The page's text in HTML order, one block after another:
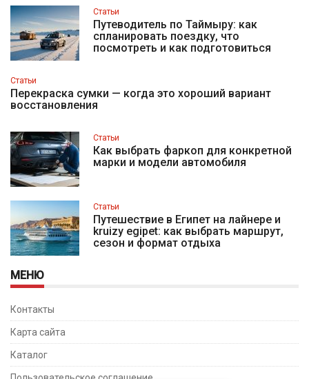
Статьи
Путеводитель по Таймыру: как
спланировать поездку, что
посмотреть и как подготовиться
Статьи
Перекраска сумки — когда это хороший вариант
восстановления
Статьи
Как выбрать фаркоп для конкретной
марки и модели автомобиля
Статьи
Путешествие в Египет на лайнере и
kruizy egipet: как выбрать маршрут,
сезон и формат отдыха
МЕНЮ
Контакты
Карта сайта
Каталог